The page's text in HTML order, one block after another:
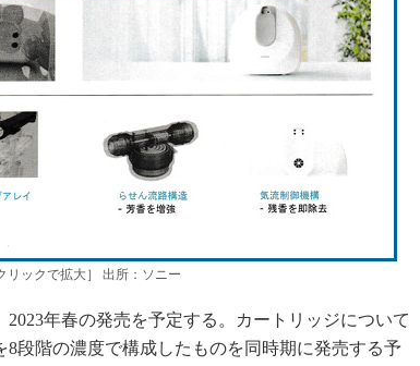
リックで拡大］ 出所：ソニー
年春の発売を予定する。カートリッジについて
段階の濃度で構成したものを同時期に発売する予